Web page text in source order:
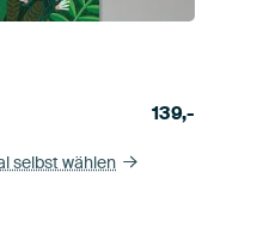
139,-
selbst wählen